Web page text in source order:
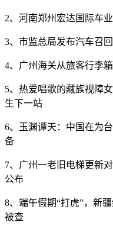
2、河南郑州宏达国际车
3、市监总局发布汽车召
4、广州海关从旅客行李
5、热爱唱歌的藏族视障
生下一站
6、玉渊谭天：中国在为
备
7、广州一老旧电梯更新
公布
8、端午假期“打虎”，新
被查